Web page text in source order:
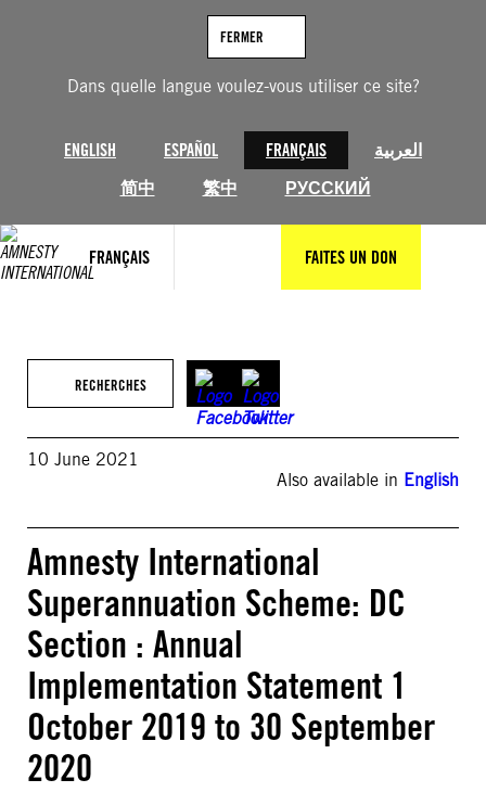
Dans quelle langue voulez-vous utiliser ce site?
ENGLISH ESPAÑOL FRANÇAIS
العربية
简中
繁中 РУССКИЙ
FERMER
FRANÇAIS FAITES UN DON
RECHERCHES
10 June 2021
Also available in English
Amnesty International
Superannuation Scheme: DC
Section : Annual
Implementation Statement 1
October 2019 to 30 September
2020